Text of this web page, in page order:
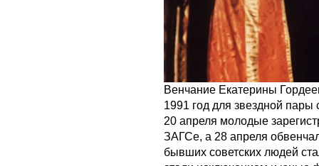
Венчание Екатерины
1991 год для звездной
20 апреля молодые
ЗАГСе, а 28 апреля
бывших советских людей